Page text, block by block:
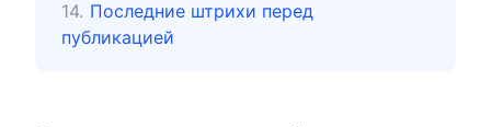
Последние штрихи перед
публикацией